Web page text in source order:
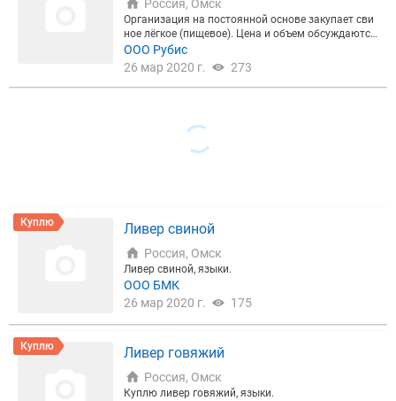
Россия, Омск
Организация на постоянной основе закупает сви
ное лёгкое (пищевое). Цена и объем обсуждаются
индивидуально.
ООО Рубис
26 мар 2020 г.
273
Куплю Ливер свиной
Россия, Омск
Ливер свиной, языки.
ООО БМК
26 мар 2020 г.
175
Куплю Ливер говяжий
Россия, Омск
Куплю ливер говяжий, языки.